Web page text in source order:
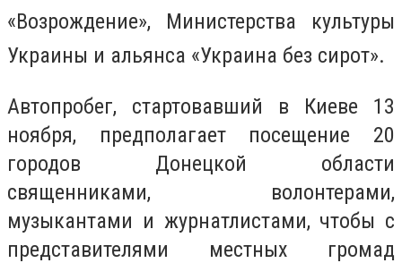
«Возрождение», Министерства культуры
Украины и альянса «Украина без сирот».
Автопробег, стартовавший в Киеве 13
ноября, предполагает посещение 20
городов Донецкой области
священниками, волонтерами,
музыкантами и журнатлистами, чтобы с
представителями местных громад